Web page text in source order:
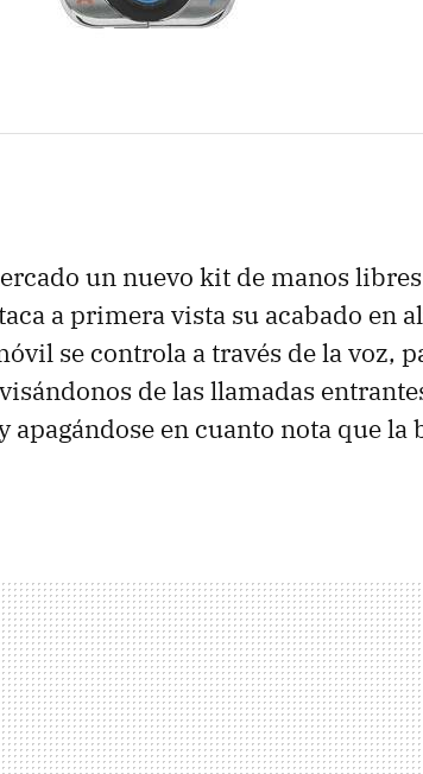
un nuevo kit de manos
a primera vista su acabado en
se controla a través de la voz,
de las llamadas
en cuanto nota que la